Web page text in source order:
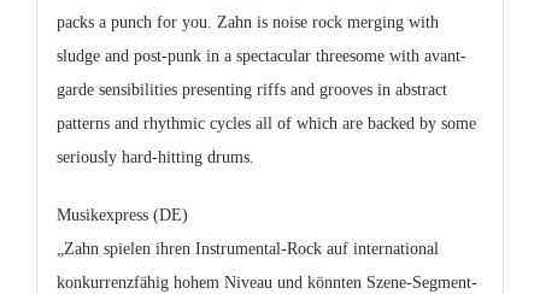
packs a punch for you. Zahn is noise rock merging with
sludge and post-punk in a spectacular threesome with avant-
garde sensibilities presenting riffs and grooves in abstract
patterns and rhythmic cycles all of which are backed by some
seriously hard-hitting drums.
Musikexpress (DE)
„Zahn spielen ihren Instrumental-Rock auf international
konkurrenzfähig hohem Niveau und könnten Szene-Segment-